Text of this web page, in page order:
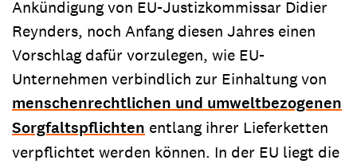
Ankündigung von EU-Justizkommissar Didier
Reynders, noch Anfang diesen Jahres einen
Vorschlag dafür vorzulegen, wie EU-
Unternehmen verbindlich zur Einhaltung von
menschenrechtlichen und umweltbezogenen
Sorgfaltspflichten entlang ihrer Lieferketten
verpflichtet werden können. In der EU liegt die